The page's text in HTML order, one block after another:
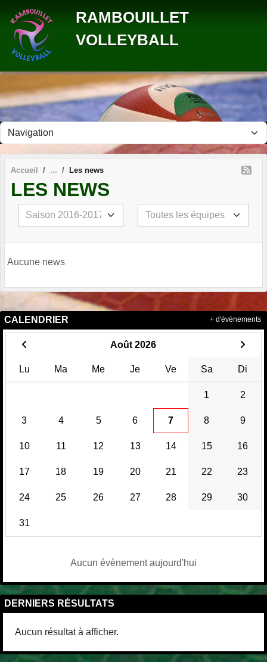
RAMBOUILLET
VOLLEYBALL
Accueil Les news
LES NEWS
Aucune news
CALENDRIER
Août 2026
Lu Ma Me Je Ve Sa Di
1 2
3 4 5 6 7 8 9
10 11 12 13 14 15 16
17 18 19 20 21 22 23
24 25 26 27 28 29 30
31
Aucun évènement aujourd'hui
+ d'évènements
DERNIERS RÉSULTATS
Aucun résultat à afficher.
Panneau de gestion des cookies